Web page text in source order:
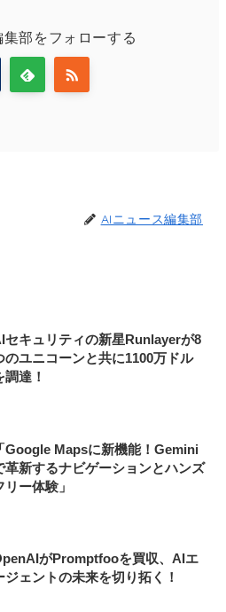
部をフォローする
AIニュース編集部
セキュリティの新星Runlayerが8
のユニコーンと共に1100万ドル
調達！
「Google Mapsに新機能！Gemini
革新するナビゲーションとハンズ
リー体験」
がPromptfooを買収、AIエ
ジェントの未来を切り拓く！